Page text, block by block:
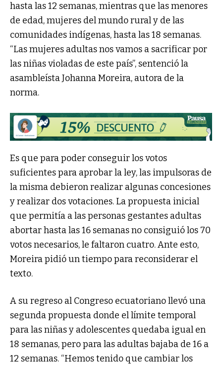
hasta las 12 semanas, mientras que las menores
de edad, mujeres del mundo rural y de las
comunidades indígenas, hasta las 18 semanas.
“Las mujeres adultas nos vamos a sacrificar por
las niñas violadas de este país”, sentenció la
asambleísta Johanna Moreira, autora de la
norma.
Es que para poder conseguir los votos
suficientes para aprobar la ley, las impulsoras de
la misma debieron realizar algunas concesiones
y realizar dos votaciones. La propuesta inicial
que permitía a las personas gestantes adultas
abortar hasta las 16 semanas no consiguió los 70
votos necesarios, le faltaron cuatro. Ante esto,
Moreira pidió un tiempo para reconsiderar el
texto.
A su regreso al Congreso ecuatoriano llevó una
segunda propuesta donde el límite temporal
para las niñas y adolescentes quedaba igual en
18 semanas, pero para las adultas bajaba de 16 a
12 semanas. “Hemos tenido que cambiar los